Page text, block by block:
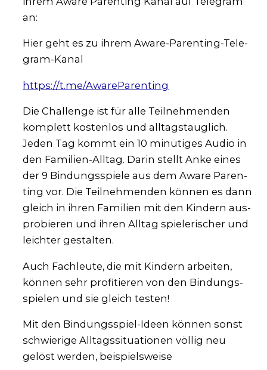
an:
Hier geht es zu ihrem Awa­re-Paren­ting-Tele­
gram-Kanal
https://t.me/AwareParenting
Die Chall­enge ist für alle Teil­neh­men­den
kom­plett kos­ten­los und all­tags­taug­lich.
Jeden Tag kommt ein 10 minü­ti­ges Audio in
den Fami­li­en-All­tag. Dar­in stellt Anke eines
der 9 Bin­dungs­spie­le aus dem Awa­re Paren­
ting vor. Die Teil­neh­men­den kön­nen es dann
gleich in ihren Fami­li­en mit den Kin­dern aus­
pro­bie­ren und ihren All­tag spie­le­ri­scher und
leich­ter gestal­ten.
Auch Fach­leu­te, die mit Kin­dern arbei­ten,
kön­nen sehr pro­fi­tie­ren von den Bin­dungs­
spie­len und sie gleich tes­ten!
Mit den Bin­dungs­spiel-Ideen kön­nen sonst
schwie­ri­ge All­tags­si­tua­tio­nen völ­lig neu
gelöst wer­den, bei­spiels­wei­se